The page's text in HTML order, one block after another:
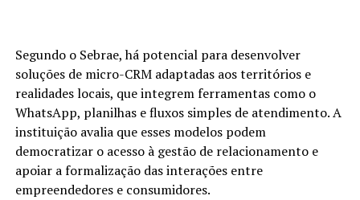
Segundo o Sebrae, há potencial para desenvolver
soluções de micro-CRM adaptadas aos territórios e
realidades locais, que integrem ferramentas como o
WhatsApp, planilhas e fluxos simples de atendimento. A
instituição avalia que esses modelos podem
democratizar o acesso à gestão de relacionamento e
apoiar a formalização das interações entre
empreendedores e consumidores.